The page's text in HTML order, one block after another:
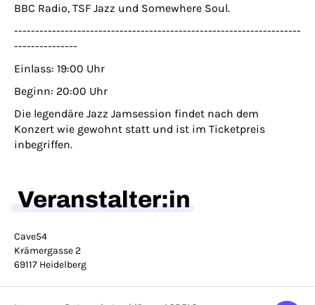
BBC Radio, TSF Jazz und Somewhere Soul.
--------------------------------------------------------------------
---------------
Einlass: 19:00 Uhr
Beginn: 20:00 Uhr
Die legendäre Jazz Jamsession findet nach dem
Konzert wie gewohnt statt und ist im Ticketpreis
inbegriffen.
Veranstalter:in
Cave54
Krämergasse 2
69117 Heidelberg